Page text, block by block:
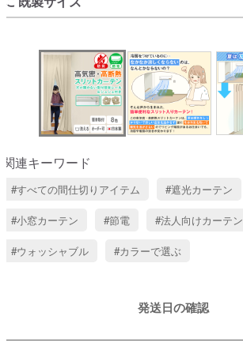
関連キーワード
すべての間仕切りアイテム 遮光カーテン
小窓カーテン 節電 法人向けカーテン
ウォッシャブル カラーで選ぶ
発送日の確認